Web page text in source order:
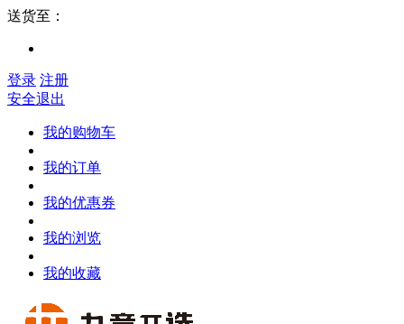
送货至：
登录 注册
安全退出
我的购物车
我的订单
我的优惠券
我的浏览
我的收藏